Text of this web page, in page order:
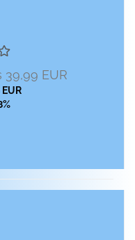
EUR
EUR